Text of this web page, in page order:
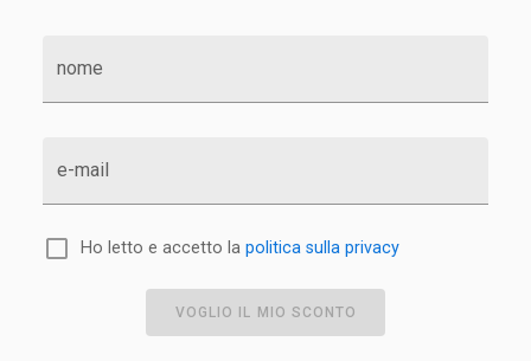
nome
e-mail
Ho letto e accetto la politica sulla privacy
VOGLIO IL MIO SCONTO